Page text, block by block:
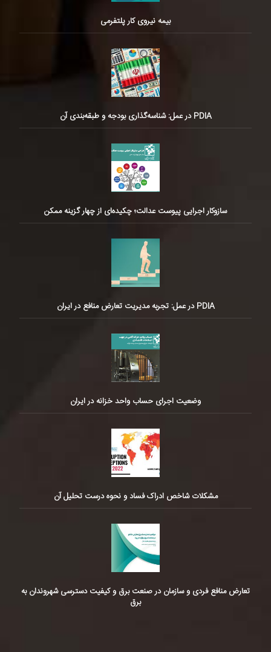
بیمه نیروی کار پلتفرمی
PDIA در عمل: شناسه‌گذاری بودجه و طبقه‌بندی آن
سازوکار اجرایی پیوست عدالت؛ چکیده‌ای از چهار گزینه ممکن
PDIA در عمل: تجربه مدیریت تعارض منافع در ایران
وضعیت اجرای حساب واحد خزانه در ایران
مشکلات شاخص ادراک فساد و نحوه درست تحلیل آن
تعارض منافع فردی و سازمان در صنعت برق و کیفیت دسترسی شهروندان به
برق